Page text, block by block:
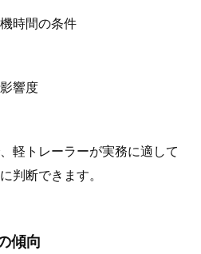
時間の条件
響度
軽トレーラーが実務に適して
判断できます。
傾向